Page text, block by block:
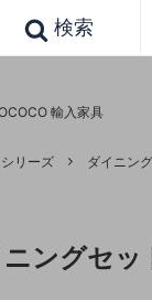
検索
輸入家具
リーズ ダイニン
ングセッ